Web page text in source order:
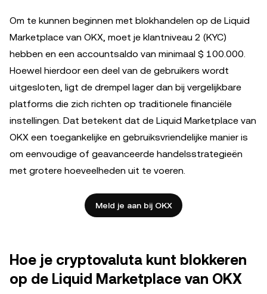
Om te kunnen beginnen met blokhandelen op de Liquid
Marketplace van OKX, moet je klantniveau 2 (KYC)
hebben en een accountsaldo van minimaal $ 100.000.
Hoewel hierdoor een deel van de gebruikers wordt
uitgesloten, ligt de drempel lager dan bij vergelijkbare
platforms die zich richten op traditionele financiële
instellingen. Dat betekent dat de Liquid Marketplace van
OKX een toegankelijke en gebruiksvriendelijke manier is
om eenvoudige of geavanceerde handelsstrategieën
met grotere hoeveelheden uit te voeren.
Meld je aan bij OKX
Hoe je cryptovaluta kunt blokkeren
op de Liquid Marketplace van OKX